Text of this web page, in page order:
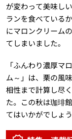
が変わって美味し
ランを食べている
にマロンクリーム
てしまいました。
「ふんわり濃厚マ
ム～」は、栗の風
相性まで計算し尽
た。この秋は珈琲
てはいかがでしょう